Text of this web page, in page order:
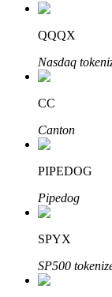
Investimento
Obtenha lucro
Aprenda a
Aprenda como
QQQX
Nasdaq
CC
Canton
PIPEDOG
Pipedog
SPYX
SP500